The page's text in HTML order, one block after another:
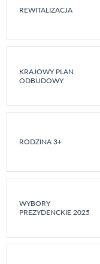
REWITALIZACJA
KRAJOWY PLAN
ODBUDOWY
RODZINA 3+
WYBORY
PREZYDENCKIE 2025